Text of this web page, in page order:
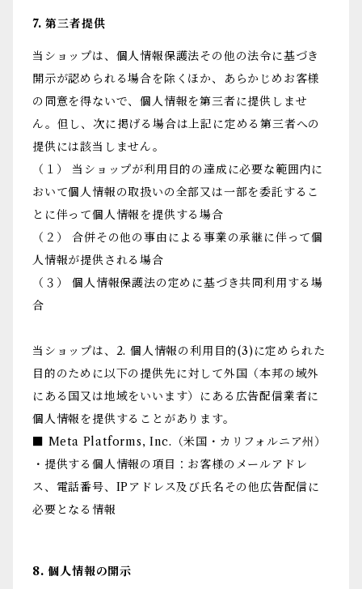
7. 第三者提供
当ショップは、個人情報保護法その他の法令に基づき
開示が認められる場合を除くほか、あらかじめお客様
の同意を得ないで、個人情報を第三者に提供しませ
ん。但し、次に掲げる場合は上記に定める第三者への
提供には該当しません。
（１） 当ショップが利用目的の達成に必要な範囲内に
おいて個人情報の取扱いの全部又は一部を委託するこ
とに伴って個人情報を提供する場合
（２） 合併その他の事由による事業の承継に伴って個
人情報が提供される場合
（３） 個人情報保護法の定めに基づき共同利用する場
合
当ショップは、2. 個人情報の利用目的(3)に定められた
目的のために以下の提供先に対して外国（本邦の域外
にある国又は地域をいいます）にある広告配信業者に
個人情報を提供することがあります。
■ Meta Platforms, Inc.（米国・カリフォルニア州）
・提供する個人情報の項目：お客様のメールアドレ
ス、電話番号、IPアドレス及び氏名その他広告配信に
必要となる情報
8. 個人情報の開示